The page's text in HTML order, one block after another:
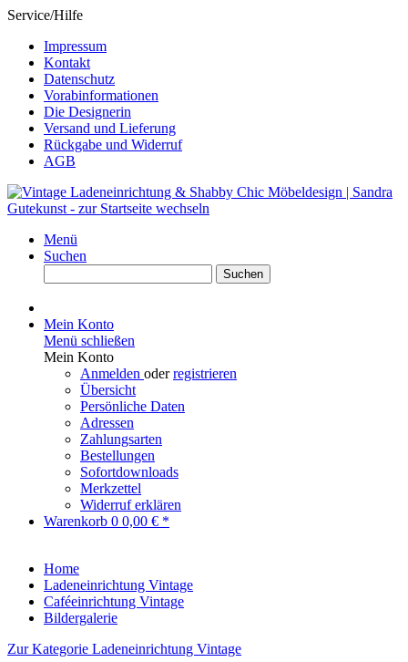
Service/Hilfe
Impressum
Kontakt
Datenschutz
Vorabinformationen
Die Designerin
Versand und Lieferung
Rückgabe und Widerruf
AGB
Menü
Suchen
Suchen
Mein Konto
Menü schließen
Mein Konto
Anmelden oderregistrieren
Übersicht
Persönliche Daten
Adressen
Zahlungsarten
Bestellungen
Sofortdownloads
Merkzettel
Widerruf erklären
Warenkorb 0 0,00 € *
Home
Ladeneinrichtung Vintage
Caféeinrichtung Vintage
Bildergalerie
Zur Kategorie Ladeneinrichtung Vintage